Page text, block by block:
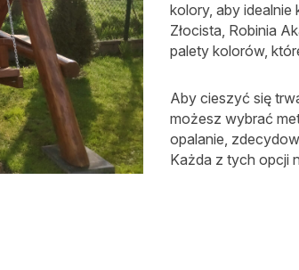
kolory, aby
Złocista, Robinia
palety kolorów,
Aby cieszyć się
możesz wybrać
opalanie,
Każda z tych opcji